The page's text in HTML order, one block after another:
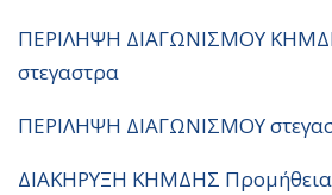
ΠΕΡΙΛΗΨΗ ΔΙΑΓΩΝΙΣΜΟΥ
στεγαστρα
ΠΕΡΙΛΗΨΗ ΔΙΑΓΩΝΙΣΜΟΥ
ΔΙΑΚΗΡΥΞΗ ΚΗΜΔΗΣ Προμήθεια